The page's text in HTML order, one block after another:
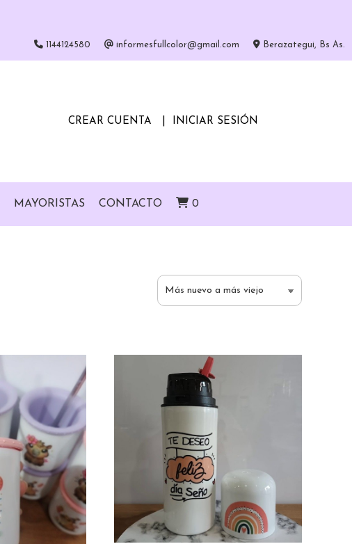
1144124580 informesfullcolor@gmail.com Berazategui, Bs As.
CREAR CUENTA INICIAR SESIÓN
MAYORISTAS CONTACTO 0